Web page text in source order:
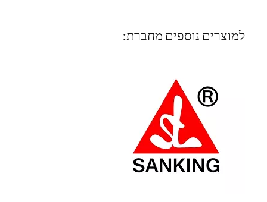
למוצרים נוספים מחברת: